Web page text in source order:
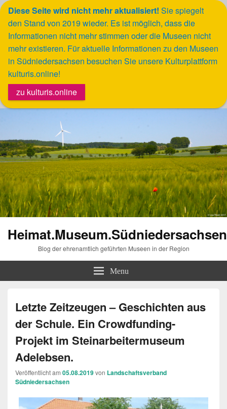
Werkzeugleiste öffnen
Heimat.Museum.Südniedersachsen
Blog der ehrenamtlich geführten Museen in der Region
Menu
Letzte Zeitzeugen – Geschichten aus
der Schule. Ein Crowdfunding-
Projekt im Steinarbeitermuseum
Adelebsen.
Veröffentlicht am 05.08.2019von Landschaftsverband
Südniedersachsen
Diese Seite wird nicht mehr aktualisiert! Sie spiegelt
den Stand von 2019 wieder. Es ist möglich, dass die
Informationen nicht mehr stimmen oder die Museen nicht
mehr existieren. Für aktuelle Informationen zu den Museen
in Südniedersachsen besuchen Sie unsere Kulturplattform
kulturis.online!
zu kulturis.online